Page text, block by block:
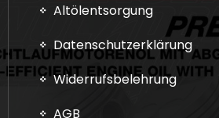
Altölentsorgung
Datenschutzerklärung
Widerrufsbelehrung
AGB